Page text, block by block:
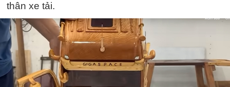
thân xe tải.